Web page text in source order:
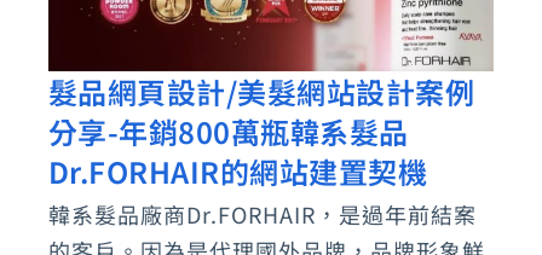
髮品網頁設計/美髮網站設計案例
分享-年銷800萬瓶韓系髮品
Dr.FORHAIR的網站建置契機
韓系髮品廠商Dr.FORHAIR，是過年前結案
髮
品
網
頁
設